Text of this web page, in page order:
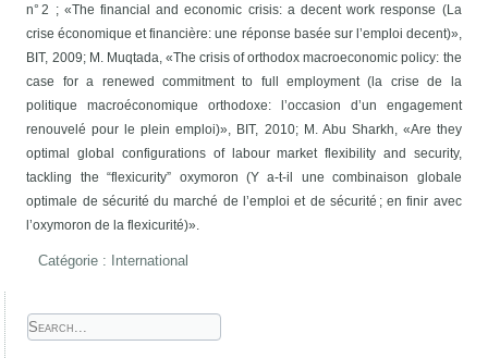
n° 2 ; «The financial and economic crisis: a decent work response (La
crise économique et financière: une réponse basée sur l’emploi decent)»,
BIT, 2009; M. Muqtada, «The crisis of orthodox macroeconomic policy: the
case for a renewed commitment to full employment (la crise de la
politique macroéconomique orthodoxe: l’occasion d’un engagement
renouvelé pour le plein emploi)», BIT, 2010; M. Abu Sharkh, «Are they
optimal global configurations of labour market flexibility and security,
tackling the “flexicurity” oxymoron (Y a-t-il une combinaison globale
optimale de sécurité du marché de l’emploi et de sécurité ; en finir avec
l’oxymoron de la flexicurité)».
Catégorie : International